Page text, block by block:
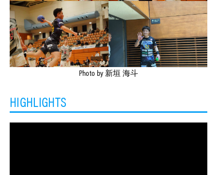
Photo by 新垣 海斗
HIGHLIGHTS